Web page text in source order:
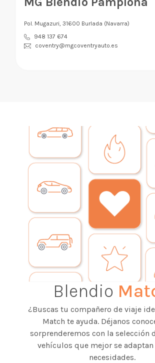
Pol. Mugazuri, 31600 Burlada (Navarra)
948 137 674
coventry@mgcoventryauto.es
Blendio
¿Buscas tu compañero de viaje
Match te ayuda. Déjanos
sorprenderemos con la selección
vehículos que mejor se
necesidades.